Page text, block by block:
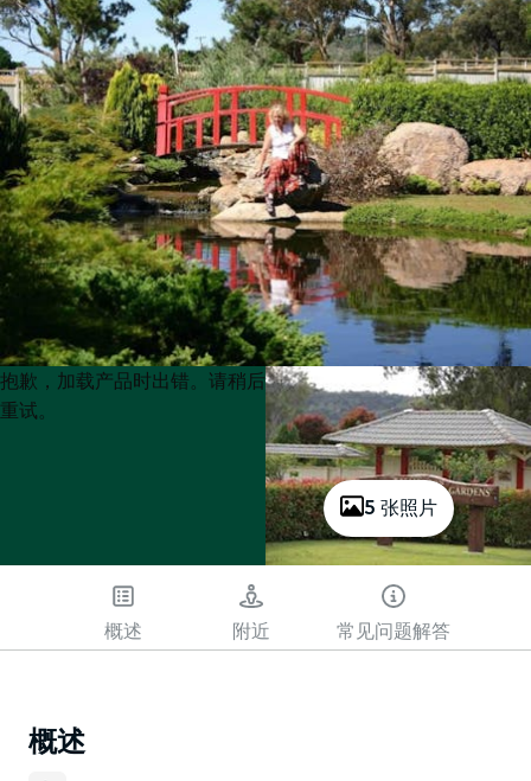
5 张照片
Product
List
Product
List
抱歉，加载产品时出错。请稍后
重试。
概述 附近 常见问题解答
概述